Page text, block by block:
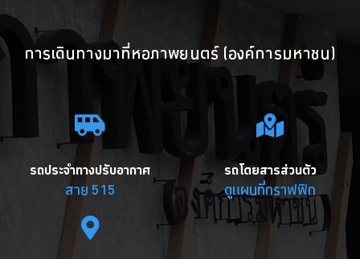
การเดินทางมาที่หอภาพยนตร์ (องค์การมหาชน)
รถประจำทางปรับอากาศ
สาย 515
รถโดยสารส่วนตัว
ดูแผนที่กราฟฟิก